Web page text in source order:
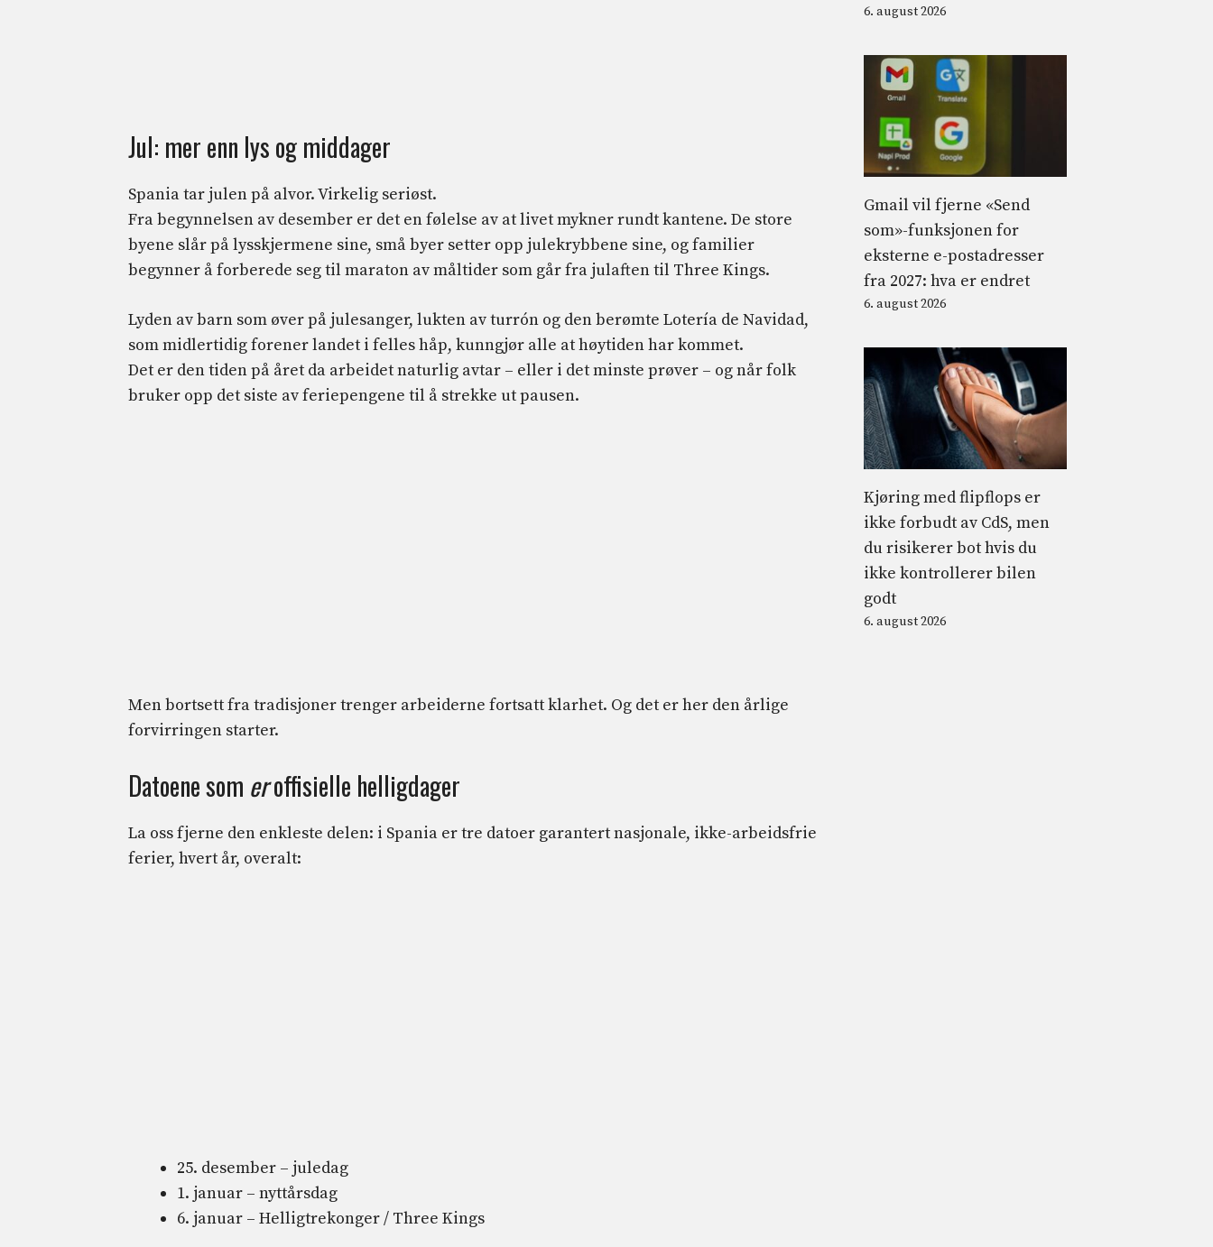
Jul: mer enn lys og middager
Spania tar julen på alvor. Virkelig seriøst.
Fra begynnelsen av desember er det en følelse av at livet mykner rundt kantene. De store
byene slår på lysskjermene sine, små byer setter opp julekrybbene sine, og familier
begynner å forberede seg til maraton av måltider som går fra julaften til Three Kings.
Lyden av barn som øver på julesanger, lukten av turrón og den berømte Lotería de Navidad,
som midlertidig forener landet i felles håp, kunngjør alle at høytiden har kommet.
Det er den tiden på året da arbeidet naturlig avtar – eller i det minste prøver – og når folk
bruker opp det siste av feriepengene til å strekke ut pausen.
Men bortsett fra tradisjoner trenger arbeiderne fortsatt klarhet. Og det er her den årlige
forvirringen starter.
Datoene som eroffisielle helligdager
La oss fjerne den enkleste delen: i Spania er tre datoer garantert nasjonale, ikke-arbeidsfrie
ferier, hvert år, overalt:
25. desember – juledag
1. januar – nyttårsdag
6. januar – Helligtrekonger / Three Kings
6. august 2026
Gmail vil fjerne «Send
som»-funksjonen for
eksterne e-postadresser
fra 2027: hva er endret
6. august 2026
Kjøring med flipflops er
ikke forbudt av CdS, men
du risikerer bot hvis du
ikke kontrollerer bilen
godt
6. august 2026